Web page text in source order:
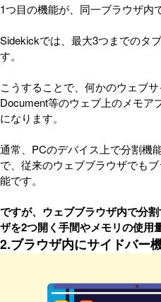
1つ目の機能が、同一ブラウザ内
Sidekickでは、最大3つまでのタ
す。
こうすることで、何かのウェブ
Document等のウェブ上のメモア
になります。
通常、PCのデバイス上で分割機
で、従来のウェブブラウザでも
能です。
ですが、ウェブブラウザ内で分
ザを2つ開く手間やメモリの使用
2.ブラウザ内にサイドバー